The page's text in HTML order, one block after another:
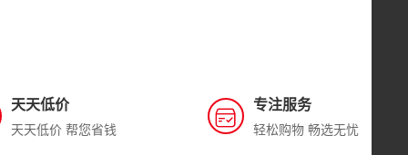
天天低价
天天低价 帮您省钱
专注服务
轻松购物 畅选无忧